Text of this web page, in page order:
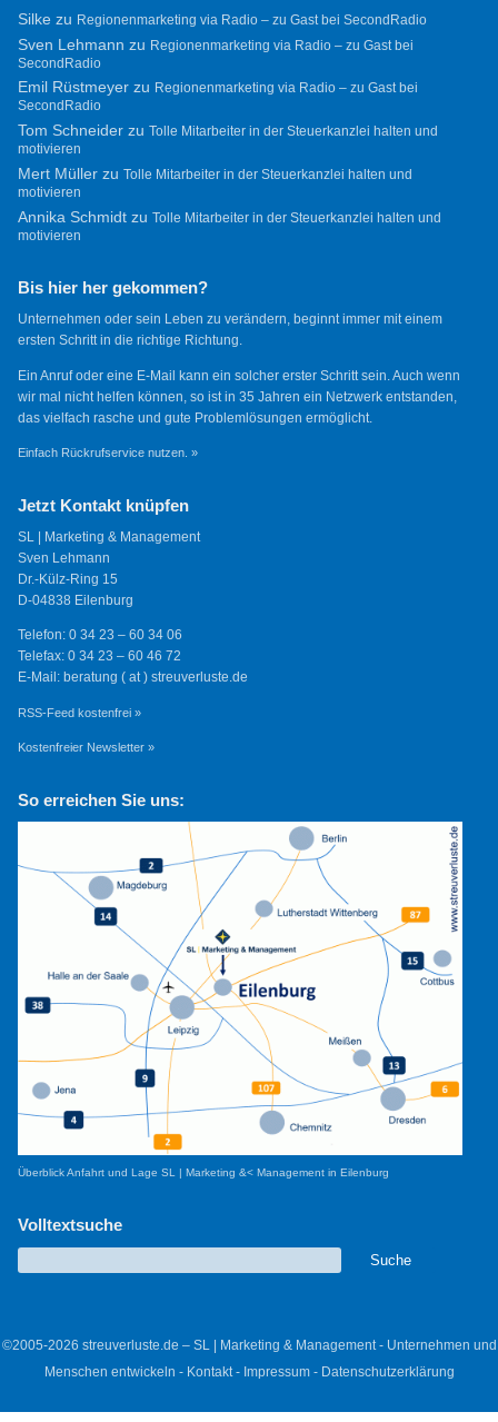
Silkezu Regionenmarketing via Radio – zu Gast bei SecondRadio
Sven Lehmann zu Regionenmarketing via Radio – zu Gast bei
SecondRadio
Emil Rüstmeyerzu Regionenmarketing via Radio – zu Gast bei
SecondRadio
Tom Schneiderzu Tolle Mitarbeiter in der Steuerkanzlei halten und
motivieren
Mert Müllerzu Tolle Mitarbeiter in der Steuerkanzlei halten und
motivieren
Annika Schmidtzu Tolle Mitarbeiter in der Steuerkanzlei halten und
motivieren
Bis hier her gekommen?
Unternehmen oder sein Leben zu verändern, beginnt immer mit einem
ersten Schritt in die richtige Richtung.
Ein Anruf oder eine E-Mail kann ein solcher erster Schritt sein. Auch wenn
wir mal nicht helfen können, so ist in 35 Jahren ein Netzwerk entstanden,
das vielfach rasche und gute Problemlösungen ermöglicht.
Einfach Rückrufservice nutzen. »
Jetzt Kontakt knüpfen
SL | Marketing & Management
Sven Lehmann
Dr.-Külz-Ring 15
D-04838 Eilenburg
Telefon: 0 34 23 – 60 34 06
Telefax: 0 34 23 – 60 46 72
E-Mail: beratung ( at ) streuverluste.de
RSS-Feed kostenfrei »
Kostenfreier Newsletter »
So erreichen Sie uns:
Überblick Anfahrt und Lage SL | Marketing &< Management in Eilenburg
Volltextsuche
©2005-2026 streuverluste.de – SL | Marketing & Management - Unternehmen und
Menschen entwickeln - Kontakt- Impressum- Datenschutzerklärung